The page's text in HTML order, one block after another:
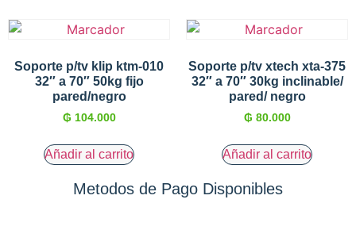
Soporte p/tv klip ktm-010
32″ a 70″ 50kg fijo
pared/negro
₲ 104.000
Añadir al carrito
Soporte p/tv xtech xta-375
32″ a 70″ 30kg inclinable/
pared/ negro
₲ 80.000
Añadir al carrito
Metodos de Pago Disponibles